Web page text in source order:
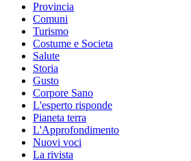
Provincia
Comuni
Turismo
Costume e Societa
Salute
Storia
Gusto
Corpore Sano
L'esperto risponde
Pianeta terra
L'Approfondimento
Nuovi voci
La rivista